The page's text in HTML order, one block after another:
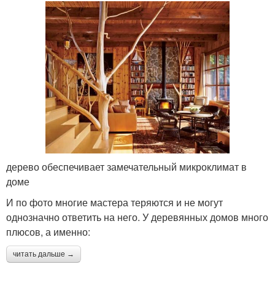
дерево обеспечивает замечательный микроклимат в
доме
И по фото многие мастера теряются и не могут
однозначно ответить на него. У деревянных домов много
плюсов, а именно:
читать дальше →